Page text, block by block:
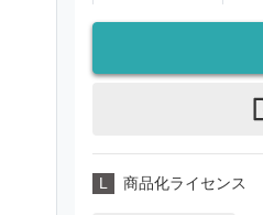
L 商品化ライセンス